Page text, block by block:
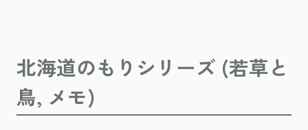
北海道のもりシリーズ (若草と
鳥, メモ)